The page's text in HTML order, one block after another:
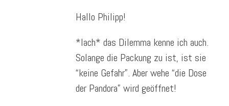
Hallo Philipp!
*lach* das Dilemma kenne ich auch.
Solange die Packung zu ist, ist sie
“keine Gefahr”. Aber wehe “die Dose
der Pandora” wird geöffnet!